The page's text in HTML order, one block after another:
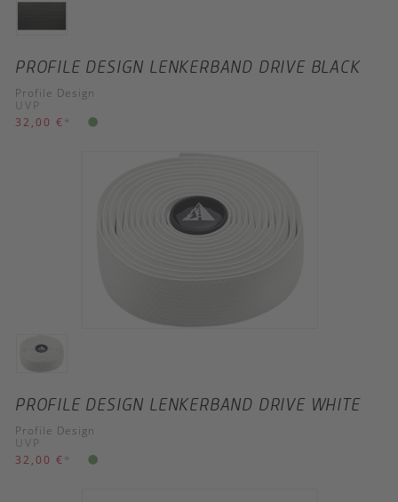
PROFILE DESIGN LENKERBAND DRIVE BLACK
Profile Design
UVP
32,00 € *
PROFILE DESIGN LENKERBAND DRIVE WHITE
Profile Design
UVP
32,00 € *